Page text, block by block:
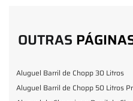
OUTRAS
Aluguel Barril de Chopp 30 Litros
Aluguel Barril de Chopp 50 Litros